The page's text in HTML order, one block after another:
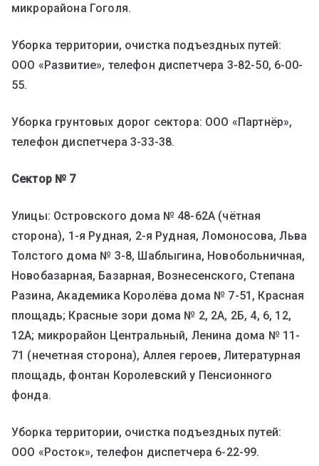
микрорайона Гоголя.
Уборка территории, очистка подъездных путей:
ООО «Развитие», телефон диспетчера 3-82-50, 6-00-
55.
Уборка грунтовых дорог сектора: ООО «Партнёр»,
телефон диспетчера 3-33-38.
Сектор № 7
Улицы: Островского дома № 48-62А (чётная
сторона), 1-я Рудная, 2-я Рудная, Ломоносова, Льва
Толстого дома № 3-8, Шаблыгина, Новобольничная,
Новобазарная, Базарная, Вознесенского, Степана
Разина, Академика Королёва дома № 7-51, Красная
площадь; Красные зори дома № 2, 2А, 2Б, 4, 6, 12,
12А; микрорайон Центральный, Ленина дома № 11-
71 (нечетная сторона), Аллея героев, Литературная
площадь, фонтан Королевский у Пенсионного
фонда.
Уборка территории, очистка подъездных путей:
ООО «Росток», телефон диспетчера 6-22-99.